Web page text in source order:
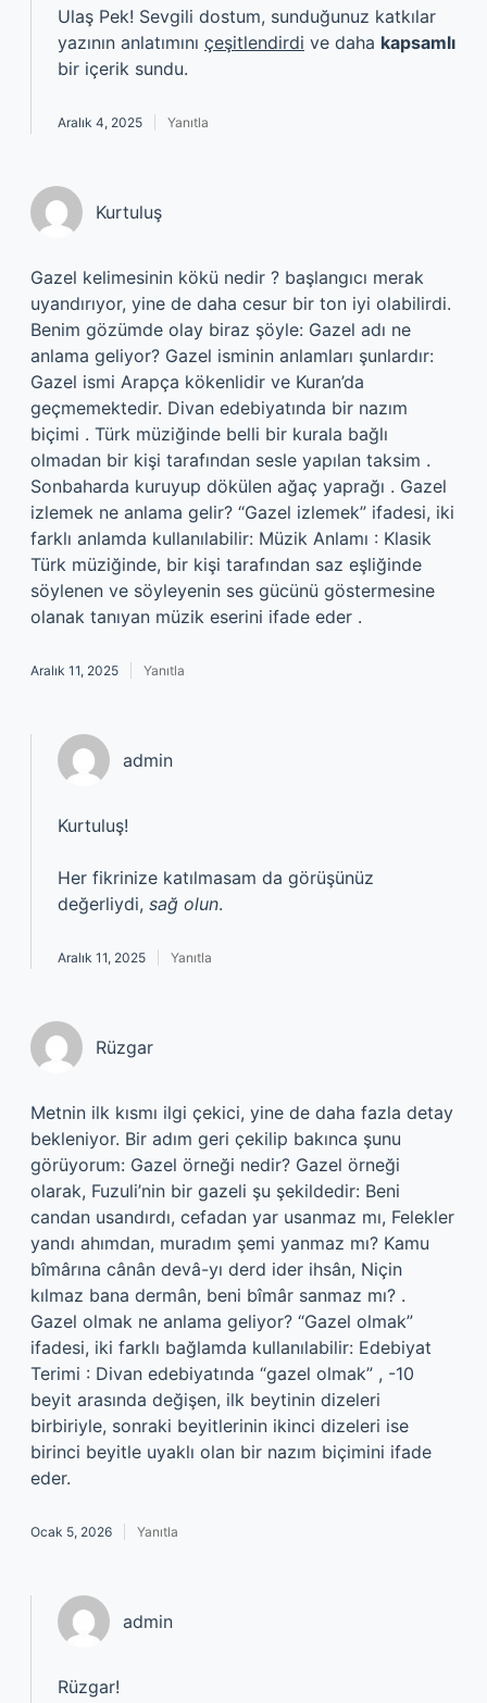
Ulaş Pek! Sevgili dostum, sunduğunuz katkılar
yazının anlatımını çeşitlendirdi ve daha kapsamlı
bir içerik sundu.
Aralık 4, 2025 Yanıtla
Kurtuluş
Gazel kelimesinin kökü nedir ? başlangıcı merak
uyandırıyor, yine de daha cesur bir ton iyi olabilirdi.
Benim gözümde olay biraz şöyle: Gazel adı ne
anlama geliyor? Gazel isminin anlamları şunlardır:
Gazel ismi Arapça kökenlidir ve Kuran’da
geçmemektedir. Divan edebiyatında bir nazım
biçimi . Türk müziğinde belli bir kurala bağlı
olmadan bir kişi tarafından sesle yapılan taksim .
Sonbaharda kuruyup dökülen ağaç yaprağı . Gazel
izlemek ne anlama gelir? “Gazel izlemek” ifadesi, iki
farklı anlamda kullanılabilir: Müzik Anlamı : Klasik
Türk müziğinde, bir kişi tarafından saz eşliğinde
söylenen ve söyleyenin ses gücünü göstermesine
olanak tanıyan müzik eserini ifade eder .
Aralık 11, 2025 Yanıtla
admin
Kurtuluş!
Her fikrinize katılmasam da görüşünüz
değerliydi, sağ olun.
Aralık 11, 2025 Yanıtla
Rüzgar
Metnin ilk kısmı ilgi çekici, yine de daha fazla detay
bekleniyor. Bir adım geri çekilip bakınca şunu
görüyorum: Gazel örneği nedir? Gazel örneği
olarak, Fuzuli’nin bir gazeli şu şekildedir: Beni
candan usandırdı, cefadan yar usanmaz mı, Felekler
yandı ahımdan, muradım şemi yanmaz mı? Kamu
bîmârına cânân devâ-yı derd ider ihsân, Niçin
kılmaz bana dermân, beni bîmâr sanmaz mı? .
Gazel olmak ne anlama geliyor? “Gazel olmak”
ifadesi, iki farklı bağlamda kullanılabilir: Edebiyat
Terimi : Divan edebiyatında “gazel olmak” , -10
beyit arasında değişen, ilk beytinin dizeleri
birbiriyle, sonraki beyitlerinin ikinci dizeleri ise
birinci beyitle uyaklı olan bir nazım biçimini ifade
eder.
Ocak 5, 2026 Yanıtla
admin
Rüzgar!